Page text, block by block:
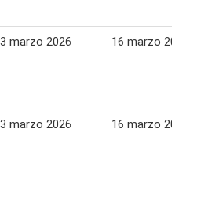
marzo 2026 16 marzo 2026
marzo 2026 16 marzo 2026